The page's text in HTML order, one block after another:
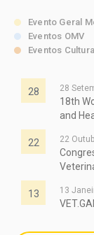
Evento Geral
Eventos OMV
Eventos
28 28
18th
and
22 22
13 13